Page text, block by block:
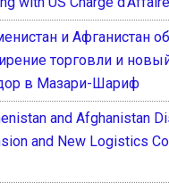
и Афганистан
торговли и
в Мазари-Шариф
and Afghanistan
and New Logistics